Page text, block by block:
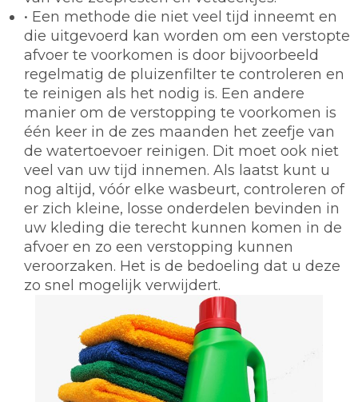
• Een methode die niet veel tijd inneemt en
die uitgevoerd kan worden om een verstopte
afvoer te voorkomen is door bijvoorbeeld
regelmatig de pluizenfilter te controleren en
te reinigen als het nodig is. Een andere
manier om de verstopping te voorkomen is
één keer in de zes maanden het zeefje van
de watertoevoer reinigen. Dit moet ook niet
veel van uw tijd innemen. Als laatst kunt u
nog altijd, vóór elke wasbeurt, controleren of
er zich kleine, losse onderdelen bevinden in
uw kleding die terecht kunnen komen in de
afvoer en zo een verstopping kunnen
veroorzaken. Het is de bedoeling dat u deze
zo snel mogelijk verwijdert.